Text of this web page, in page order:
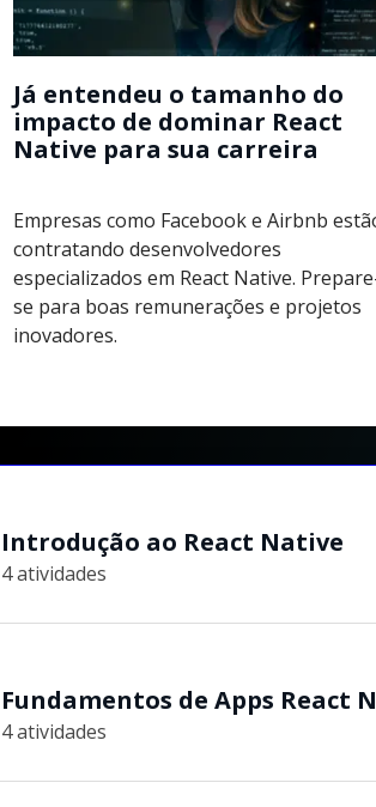
Já entendeu o tamanho do
impacto de dominar React
Native para sua carreira
Empresas como Facebook e Airbnb
contratando desenvolvedores
especializados em React Native.
se para boas remunerações e projetos
inovadores.
Introdução ao React Native
4 atividades
Fundamentos de Apps React
4 atividades